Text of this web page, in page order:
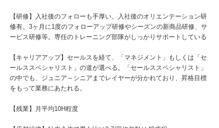
【研修】入社後のフォローも手厚い。入社後のオリエンテーション研
修有。3ヶ月に1度のフォローアップ研修やシーズンの新商品研修、サ
ービス研修等。専任のトレーニング部隊がしっかりサポートしている
【キャリアアップ】セールスを経て、「マネジメント」もしくは「セ
ールススペシャリスト」の道が選べる。「セールススペシャリスト」
の中でも、ジュニア～シニアまでレイヤーが分かれており、昇格目標
をもって業務にあたれる。
【残業】月平均10H程度